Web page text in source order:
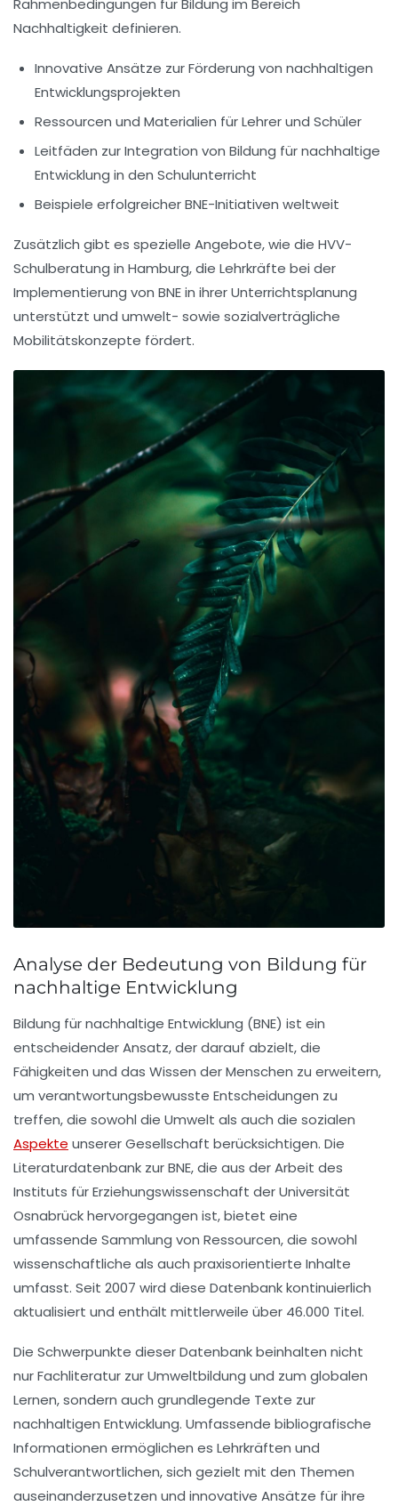
Rahmenbedingungen für Bildung im Bereich
Nachhaltigkeit definieren.
Innovative Ansätze zur Förderung von nachhaltigen
Entwicklungsprojekten
Ressourcen und Materialien für Lehrer und Schüler
Leitfäden zur Integration von Bildung für nachhaltige
Entwicklung in den Schulunterricht
Beispiele erfolgreicher BNE-Initiativen weltweit
Zusätzlich gibt es spezielle Angebote, wie die HVV-
Schulberatung in Hamburg, die Lehrkräfte bei der
Implementierung von BNE in ihrer Unterrichtsplanung
unterstützt und umwelt- sowie sozialverträgliche
Mobilitätskonzepte fördert.
Analyse der Bedeutung von Bildung für
nachhaltige Entwicklung
Bildung für nachhaltige Entwicklung (BNE) ist ein
entscheidender Ansatz, der darauf abzielt, die
Fähigkeiten und das Wissen der Menschen zu erweitern,
um verantwortungsbewusste Entscheidungen zu
treffen, die sowohl die Umwelt als auch die sozialen
Aspekte unserer Gesellschaft berücksichtigen. Die
Literaturdatenbank zur BNE, die aus der Arbeit des
Instituts für Erziehungswissenschaft der Universität
Osnabrück hervorgegangen ist, bietet eine
umfassende Sammlung von Ressourcen, die sowohl
wissenschaftliche als auch praxisorientierte Inhalte
umfasst. Seit 2007 wird diese Datenbank kontinuierlich
aktualisiert und enthält mittlerweile über 46.000 Titel.
Die Schwerpunkte dieser Datenbank beinhalten nicht
nur Fachliteratur zurUmweltbildung und zum globalen
Lernen, sondern auch grundlegende Texte zur
nachhaltigen Entwicklung. Umfassende bibliografische
Informationen ermöglichen es Lehrkräften und
Schulverantwortlichen, sich gezielt mit den Themen
auseinanderzusetzen und innovative Ansätze für ihre